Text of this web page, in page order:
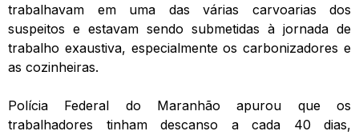
trabalhavam em uma das várias carvoarias dos
suspeitos e estavam sendo submetidas à jornada de
trabalho exaustiva, especialmente os carbonizadores e
as cozinheiras.
Polícia Federal do Maranhão apurou que os
trabalhadores tinham descanso a cada 40 dias,